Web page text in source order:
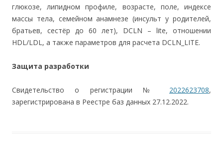
глюкозе, липидном профиле, возрасте, поле, индексе
массы тела, семейном анамнезе (инсульт у родителей,
братьев, сестёр до 60 лет), DCLN – lite, отношении
HDL/LDL, а также параметров для расчета DCLN_LITE.
Защита разработки
Свидетельство о регистрации № 2022623708,
зарегистрирована в Реестре баз данных 27.12.2022.